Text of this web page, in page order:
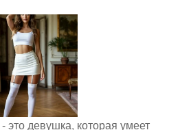
это девушка, которая умеет